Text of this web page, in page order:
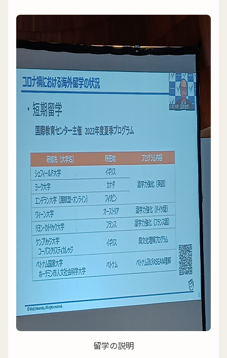
留学の説明